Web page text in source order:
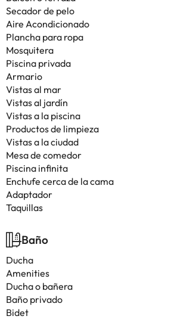
Secador de pelo
Aire Acondicionado
Plancha para ropa
Mosquitera
Piscina privada
Armario
Vistas al mar
Vistas al jardín
Vistas a la piscina
Productos de limpieza
Vistas a la ciudad
Mesa de comedor
Piscina infinita
Enchufe cerca de la cama
Adaptador
Taquillas
Baño
Ducha
Amenities
Ducha o bañera
Baño privado
Bidet